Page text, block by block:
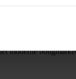
navnet Narvik
moderne